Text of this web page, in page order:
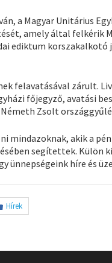
a Magyar Unitárius
amely által felkérik
ediktum korszakalkotó
felavatásával zárult.
főjegyző, avatási
Zsolt
mindazoknak, akik a
segítettek. Külön
ünnepségeink híre és
Hírek